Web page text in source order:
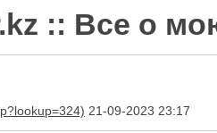
:: Все о
21-09-2023 23:17